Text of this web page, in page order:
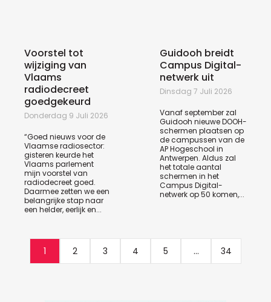
Voorstel tot
wijziging van
Vlaams
radiodecreet
goedgekeurd
Donderdag 9 Juli 2026
“Goed nieuws voor de
Vlaamse radiosector:
gisteren keurde het
Vlaams parlement
mijn voorstel van
radiodecreet goed.
Daarmee zetten we een
belangrijke stap naar
een helder, eerlijk en...
Guidooh breidt
Campus Digital-
netwerk uit
Dinsdag 7 Juli 2026
Vanaf september zal
Guidooh nieuwe DOOH-
schermen plaatsen op
de campussen van de
AP Hogeschool in
Antwerpen. Aldus zal
het totale aantal
schermen in het
Campus Digital-
netwerk op 50 komen,...
1 2 3 4 5 ... 34